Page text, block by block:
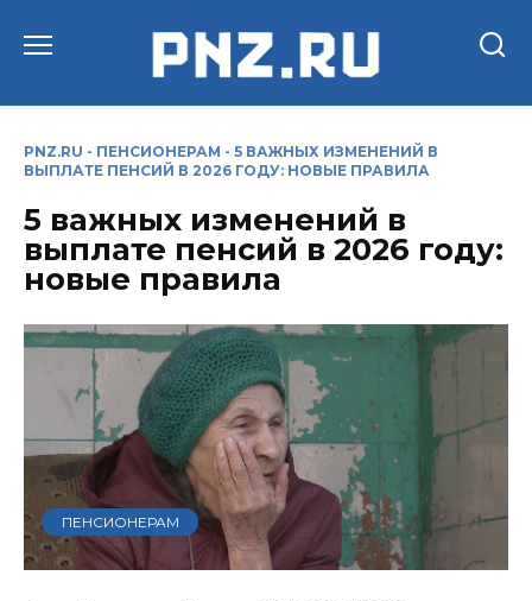
PNZ.RU - ПЕНСИОНЕРАМ - 5 ВАЖНЫХ ИЗМЕНЕНИЙ В
ВЫПЛАТЕ ПЕНСИЙ В 2026 ГОДУ: НОВЫЕ ПРАВИЛА
5 важных изменений в
выплате пенсий в 2026 году:
новые правила
ПЕНСИОНЕРАМ